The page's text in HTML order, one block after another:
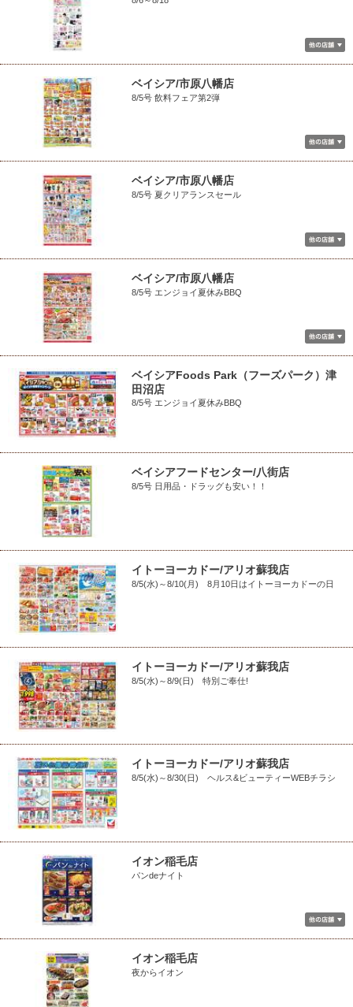
ベイシア/市原八幡店
8/5号 飲料フェア第2弾
ベイシア/市原八幡店
8/5号 夏クリアランスセール
ベイシア/市原八幡店
8/5号 エンジョイ夏休みBBQ
ベイシアFoods Park（フーズパーク）津
田沼店
8/5号 エンジョイ夏休みBBQ
ベイシアフードセンター/八街店
8/5号 日用品・ドラッグも安い！！
イトーヨーカドー/アリオ蘇我店
8/5(水)～8/10(月) 8月10日はイトーヨーカドーの日
イトーヨーカドー/アリオ蘇我店
8/5(水)～8/9(日) 特別ご奉仕!
イトーヨーカドー/アリオ蘇我店
8/5(水)～8/30(日) ヘルス&ビューティーWEBチラシ
イオン稲毛店
パンdeナイト
イオン稲毛店
夜からイオン